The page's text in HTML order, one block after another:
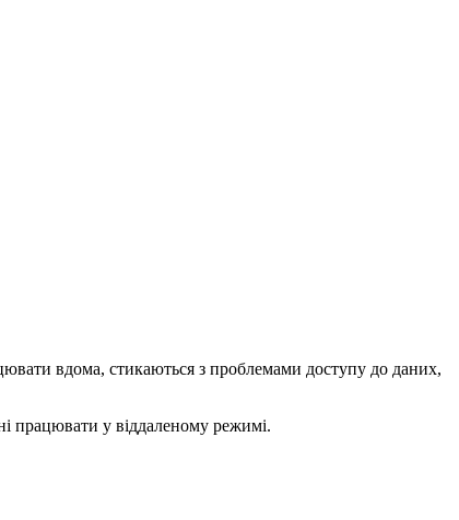
вдома, стикаються з проблемами доступу до даних,
працювати у віддаленому режимі.